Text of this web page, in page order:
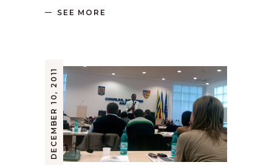
SEE MORE
DECEMBER 10, 2011